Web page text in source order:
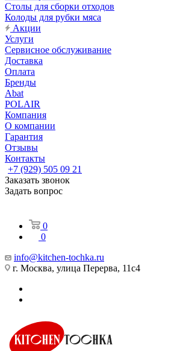
Столы для сборки отходов
Колоды для рубки мяса
Акции
Услуги
Сервисное обслуживание
Доставка
Оплата
Бренды
Abat
POLAIR
Компания
О компании
Гарантия
Отзывы
Контакты
+7 (929) 505 09 21
Заказать звонок
Задать вопрос
0
0
info@kitchen-tochka.ru
г. Москва, улица Перерва, 11с4